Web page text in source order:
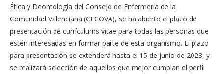
Ética y Deontología del Consejo de Enfermería de la
Comunidad Valenciana (CECOVA), se ha abierto el plazo de
presentación de currículums vitae para todas las personas que
estén interesadas en formar parte de esta organismo. El plazo
para presentación se extenderá hasta el 15 de junio de 2023, y
se realizará selección de aquellos que mejor cumplan el perfil